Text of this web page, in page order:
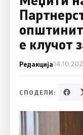
е клучот
Редакција
СПОДЕЛИ: